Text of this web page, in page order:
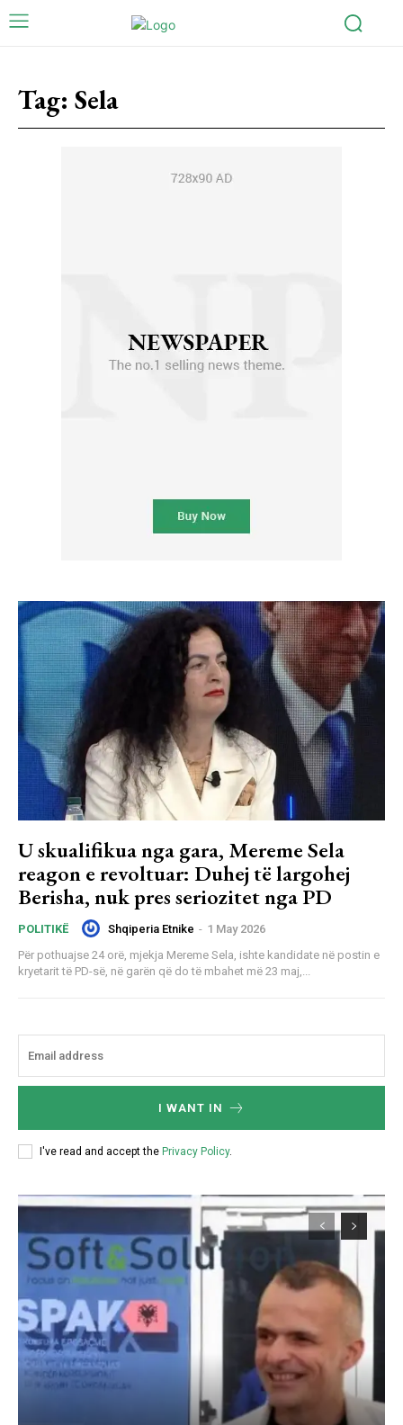
Tag: Sela
U skualifikua nga gara, Mereme Sela
reagon e revoltuar: Duhej të largohej
Berisha, nuk pres seriozitet nga PD
POLITIKË Shqiperia Etnike - 1 May 2026
Për pothuajse 24 orë, mjekja Mereme Sela, ishte kandidate në postin e
kryetarit të PD-së, në garën që do të mbahet më 23 maj,...
I WANT IN
I've read and accept the Privacy Policy.